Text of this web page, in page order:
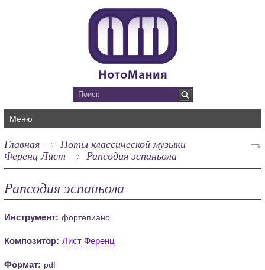
Меню
Главная
Ноты классической музыки
Ференц Лист
Рапсодия эспаньола
Рапсодия эспаньола
Инструмент: фортепиано
Композитор: Лист Ференц
Формат: pdf